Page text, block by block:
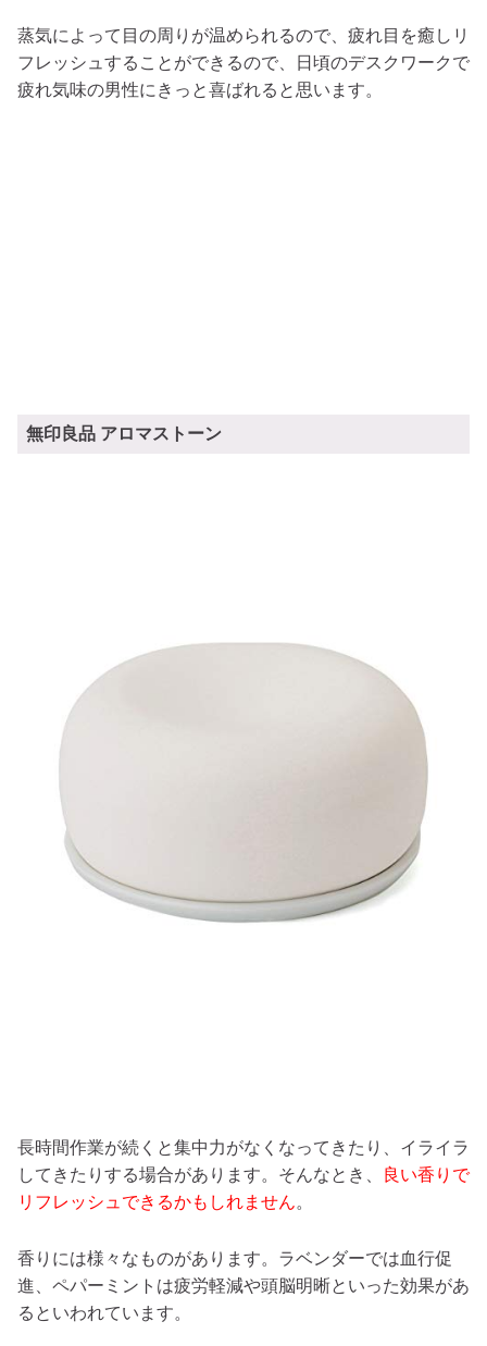
蒸気によって目の周りが温められるので、疲れ目を癒しリ
フレッシュすることができるので、日頃のデスクワークで
疲れ気味の男性にきっと喜ばれると思います。
無印良品 アロマストーン
長時間作業が続くと集中力がなくなってきたり、イライラ
してきたりする場合があります。そんなとき、
良い香りで
リフレッシュできるかもしれません。
香りには様々なものがあります。ラベンダーでは血行促
進、ペパーミントは疲労軽減や頭脳明晰といった効果があ
るといわれています。